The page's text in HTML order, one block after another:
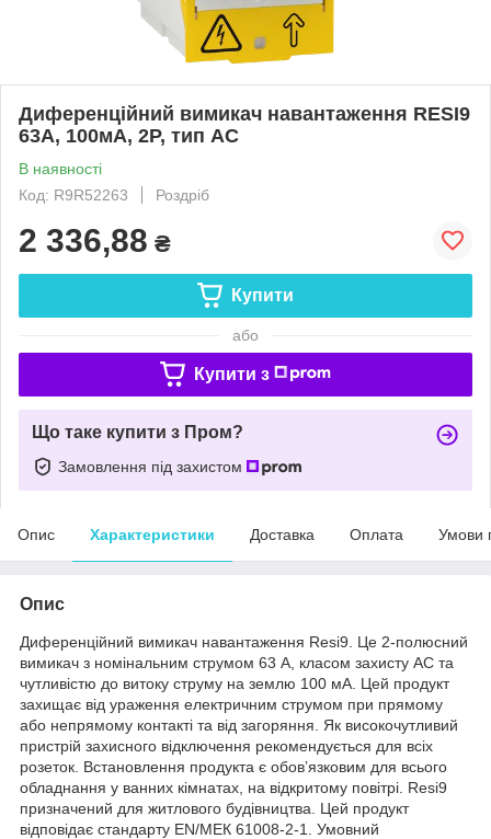
Диференційний вимикач навантаження RESI9
63A, 100мA, 2P, тип АС
В наявності
Код: R9R52263
Роздріб
2 336,88 ₴
Купити
або
Купити з
Що таке купити з Пром?
Замовлення під захистом
Опис Характеристики Доставка Оплата Умови
Опис
Диференційний вимикач навантаження Resi9. Це 2-полюсний
вимикач з номінальним струмом 63 А, класом захисту АC та
чутливістю до витоку струму на землю 100 мА. Цей продукт
захищає від ураження електричним струмом при прямому
або непрямому контакті та від загоряння. Як високочутливий
пристрій захисного відключення рекомендується для всіх
розеток. Встановлення продукта є обов’язковим для всього
обладнання у ванних кімнатах, на відкритому повітрі. Resi9
призначений для житлового будівництва. Цей продукт
відповідає стандарту EN/МЕК 61008-2-1. Умовний